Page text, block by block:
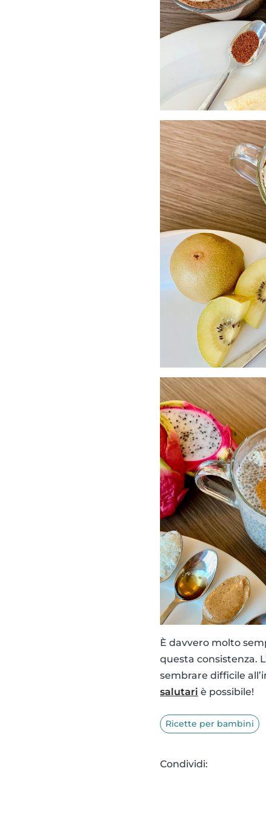
È davvero molto
questa consistenza.
sembrare difficile
salutari è possibile!
Ricette per bambini
Condividi: